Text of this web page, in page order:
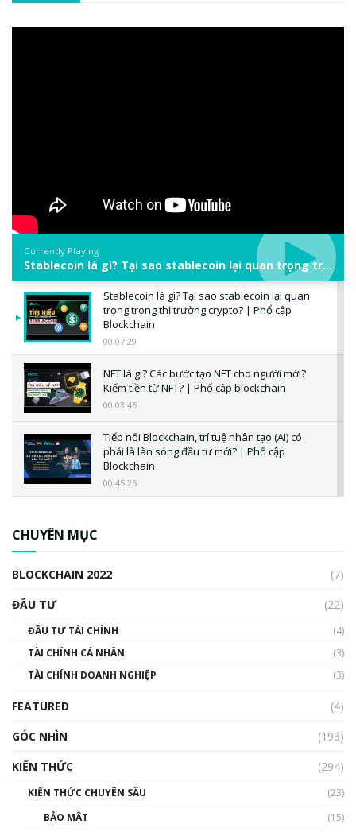
Currently Playing
Stablecoin là gì? Tại sao stablecoin lại quan trọng trong thị trường crypto? | Phổ cập Blockchain
Stablecoin là gì? Tại sao stablecoin lại quan
trọng trong thị trường crypto? | Phổ cập
Blockchain
00:07:29
NFT là gì? Các bước tạo NFT cho người mới?
Kiếm tiền từ NFT? | Phổ cập blockchain
00:03:46
Tiếp nối Blockchain, trí tuệ nhân tạo (AI) có
phải là làn sóng đầu tư mới? | Phổ cập
Blockchain
00:45:25
00:02:14
Nhìn lại năm 2022: Những sự kiện ảnh hưởng
đến hệ sinh thái tiền mã hoá | Phổ cập
CHUYÊN MỤC
BLOCKCHAIN 2022
(7)
ĐẦU TƯ
(22)
ĐẦU TƯ TÀI CHÍNH
(4)
TÀI CHÍNH CÁ NHÂN
(3)
TÀI CHÍNH DOANH NGHIỆP
(3)
FEATURED
(4)
GÓC NHÌN
(193)
KIẾN THỨC
(294)
KIẾN THỨC CHUYÊN SÂU
(23)
BẢO MẬT
(15)